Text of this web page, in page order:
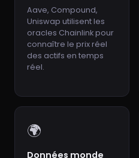
Aave, Compound,
Uniswap utilisent les
oracles Chainlink pour
connaître le prix réel
des actifs en temps
réel.
🌍
Données monde